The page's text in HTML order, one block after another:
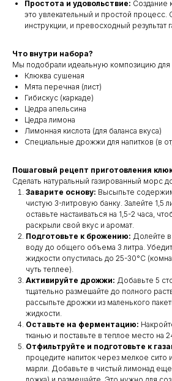
Простота и удовольствие: Создание
это увлекательный и простой процесс.
инструкции, и превосходный результат
Что внутри набора?
Мы подобрали идеальную композицию для
Клюква сушеная
Мята перечная (лист)
Гибискус (каркаде)
Цедра апельсина
Цедра лимона
Лимонная кислота (для баланса вкуса)
Специальные дрожжи для напитков (в
Пошаговый рецепт приготовления
Сделать натуральный газированный морс
Заварите основу: Высыпьте
чистую 3-литровую банку. Залейте 1,5
оставьте настаиваться на 1,5-2 часа,
раскрыли свой вкус и аромат.
Подготовьте к брожению: Долейте
воду до общего объема 3 литра.
жидкости опустилась до 25-30°C
чуть теплее).
Активируйте дрожжи: Добавьте 5
тщательно размешайте до полного
рассыпьте дрожжи из маленького
жидкости.
Оставьте на ферментацию:
тканью и поставьте в теплое место на
Отфильтруйте и подготовьте к
процедите напиток через мелкое сито
марли. Добавьте в чистый лимонад еще